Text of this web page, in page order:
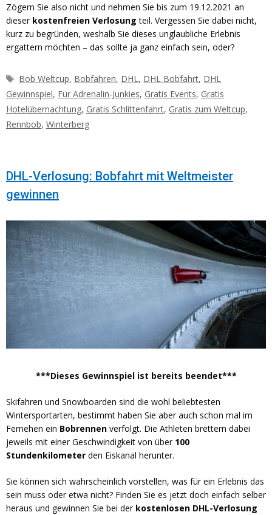
Zögern Sie also nicht und nehmen Sie bis zum 19.12.2021 an
dieser kostenfreien Verlosung teil. Vergessen Sie dabei nicht,
kurz zu begründen, weshalb Sie dieses unglaubliche Erlebnis
ergattern möchten – das sollte ja ganz einfach sein, oder?
Schlagwörter
Bob Weltcup, Bobfahren, DHL , DHL Bobfahrt, DHL
Gewinnspiel, Für Adrenalin-Junkies, Gratis Events, Gratis
Hotelübernachtung, Gratis Schlittenfahrt, Gratis zum Weltcup,
Rennbob, Winterberg
DHL-Verlosung: Bobfahrt mit Weltmeister
gewinnen
***Dieses Gewinnspiel ist bereits beendet***
Skifahren und Snowboarden sind die wohl beliebtesten
Wintersportarten, bestimmt haben Sie aber auch schon mal im
Fernehen ein Bobrennen verfolgt. Die Athleten brettern dabei
jeweils mit einer Geschwindigkeit von über 100
Stundenkilometer den Eiskanal herunter.
Sie können sich wahrscheinlich vorstellen, was für ein Erlebnis das
sein muss oder etwa nicht? Finden Sie es jetzt doch einfach selber
heraus und gewinnen Sie bei der kostenlosen DHL-Verlosung